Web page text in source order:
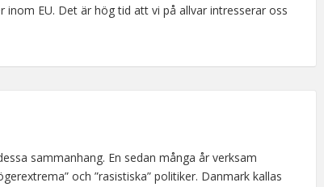
inom EU. Det är hög tid att vi på allvar intresserar oss
sammanhang. En sedan många år verksam
och ”rasistiska” politiker. Danmark kallas